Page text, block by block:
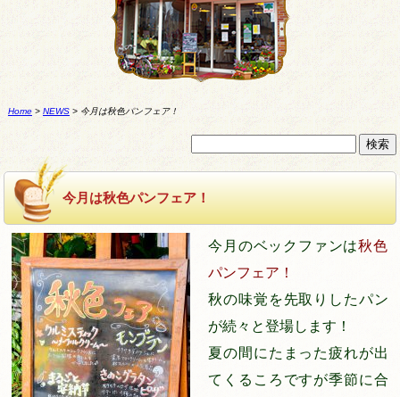
Home> NEWS> 今月は秋色パンフェア！
今月は秋色パンフェア！
今月のベックファンは秋色
パンフェア！
秋の味覚を先取りしたパン
が続々と登場します！
夏の間にたまった疲れが出
てくるころですが季節に合